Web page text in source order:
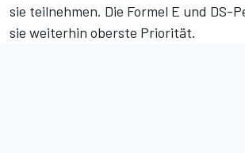
sie teilnehmen. Die Formel E und DS-
sie weiterhin oberste Priorität.